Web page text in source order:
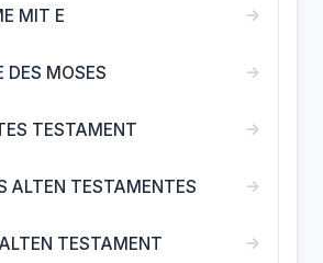
MIT E →
DES MOSES →
TESTAMENT →
ALTEN TESTAMENTES →
TESTAMENT →